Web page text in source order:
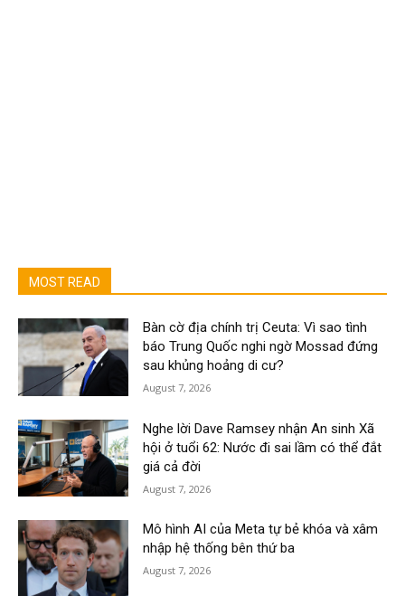
MOST READ
Bàn cờ địa chính trị Ceuta: Vì sao tình
báo Trung Quốc nghi ngờ Mossad đứng
sau khủng hoảng di cư?
August 7, 2026
Nghe lời Dave Ramsey nhận An sinh Xã
hội ở tuổi 62: Nước đi sai lầm có thể đắt
giá cả đời
August 7, 2026
Mô hình AI của Meta tự bẻ khóa và xâm
nhập hệ thống bên thứ ba
August 7, 2026